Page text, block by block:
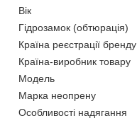
Вік
Гідрозамок (обтюрація)
Країна реєстрації бренду
Країна-виробник товару
Мoдель
Марка неопрену
Особливості надягання